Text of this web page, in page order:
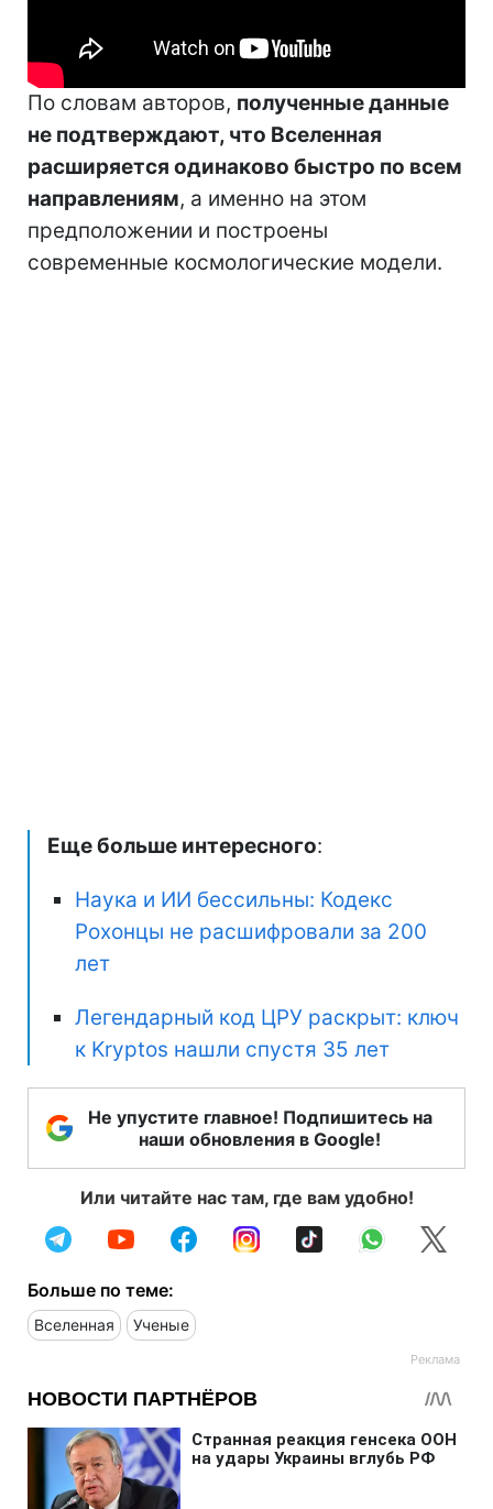
По словам авторов, полученные данные
не подтверждают, что Вселенная
расширяется одинаково быстро по всем
направлениям, а именно на этом
предположении и построены
современные космологические модели.
Еще больше интересного:
Наука и ИИ бессильны: Кодекс
Рохонцы не расшифровали за 200
лет
Легендарный код ЦРУ раскрыт: ключ
к Kryptos нашли спустя 35 лет
Не упустите главное! Подпишитесь на
наши обновления в Google!
Или читайте нас там, где вам удобно!
Больше по теме:
Вселенная Ученые